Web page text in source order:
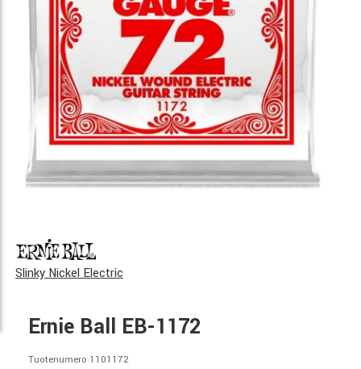
Slinky Nickel Electric
Ernie Ball EB-1172
Tuotenumero 1101172